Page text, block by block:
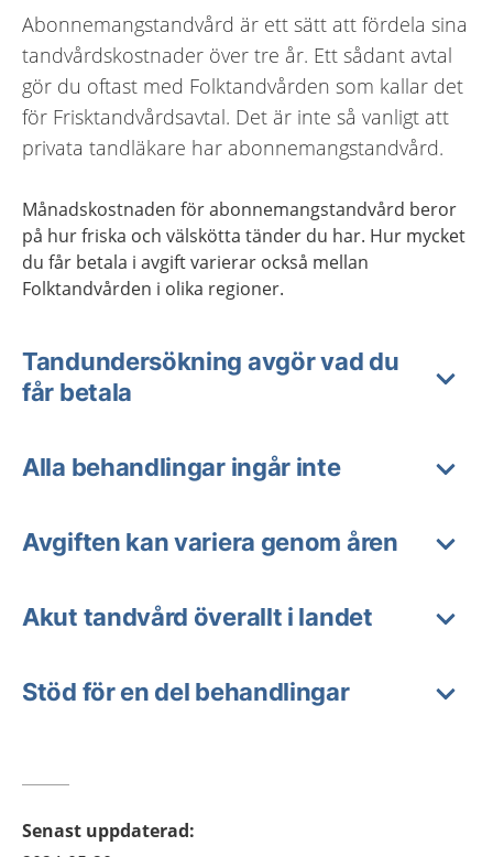
Abonnemangstandvård är ett sätt att fördela sina
tandvårdskostnader över tre år. Ett sådant avtal
gör du oftast med Folktandvården som kallar det
för Frisktandvårdsavtal. Det är inte så vanligt att
privata tandläkare har abonnemangstandvård.
Månadskostnaden för abonnemangstandvård beror
på hur friska och välskötta tänder du har. Hur mycket
du får betala i avgift varierar också mellan
Folktandvården i olika regioner.
Tandundersökning avgör vad du
får betala
Alla behandlingar ingår inte
Avgiften kan variera genom åren
Akut tandvård överallt i landet
Stöd för en del behandlingar
Senast uppdaterad: